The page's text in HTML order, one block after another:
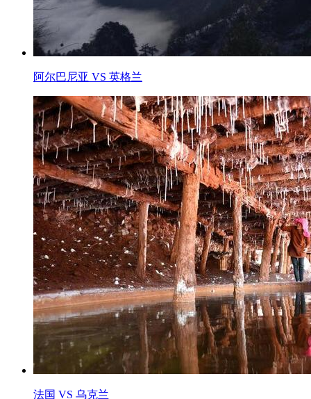
阿尔巴尼亚 VS 英格兰
法国 VS 乌克兰